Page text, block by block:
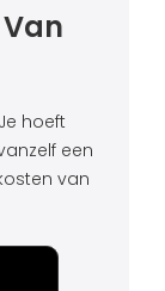
hoeft
een
van